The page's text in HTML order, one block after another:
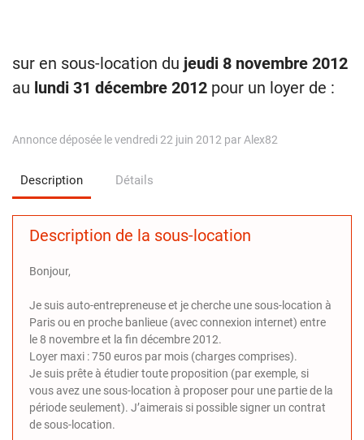
sur en sous-location du jeudi 8 novembre 2012
au lundi 31 décembre 2012 pour un loyer de :
Annonce déposée le vendredi 22 juin 2012 par Alex82
Description Détails
Description de la sous-location
Bonjour,
Je suis auto-entrepreneuse et je cherche une sous-location à
Paris ou en proche banlieue (avec connexion internet) entre
le 8 novembre et la fin décembre 2012.
Loyer maxi : 750 euros par mois (charges comprises).
Je suis prête à étudier toute proposition (par exemple, si
vous avez une sous-location à proposer pour une partie de la
période seulement). J’aimerais si possible signer un contrat
de sous-location.